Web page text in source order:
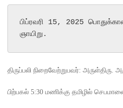
பிப்ரவரி 15, 2025
ஞாயிறு.
திருப்பலி நிறைவேற்றுபவர்:
பிற்பகல் 5:30 மணிக்கு தமிழில்